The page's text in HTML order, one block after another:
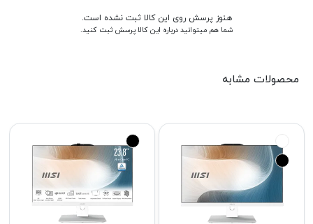
هنوز پرسش روی این کالا ثبت نشده است.
شما هم میتوانید درباره این کالا پرسش ثبت کنید.
محصولات مشابه